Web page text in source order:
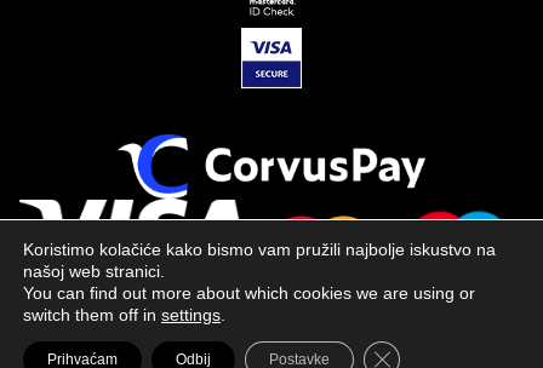
Koristimo kolačiće kako bismo vam pružili najbolje iskustvo na
našoj web stranici.
You can find out more about which cookies we are using or
switch them off in settings
Prihvaćam Odbij Postavke Close GDPR Cookie